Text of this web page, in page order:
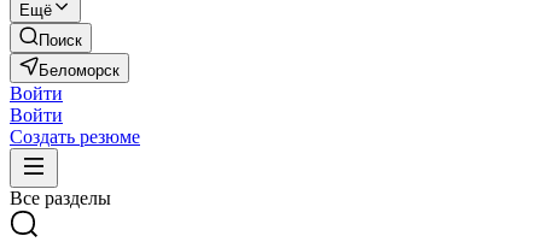
Ещё
Поиск
Беломорск
Войти
Войти
Создать резюме
Все разделы